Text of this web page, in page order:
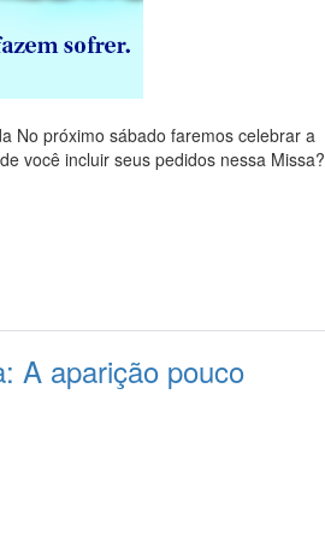
No próximo sábado faremos celebrar a
você incluir seus pedidos nessa Missa?
A aparição pouco